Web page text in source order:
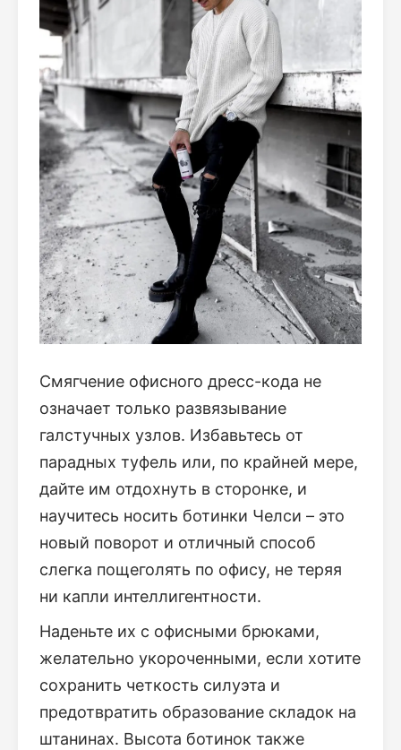
Смягчение офисного дресс-кода не
означает только развязывание
галстучных узлов. Избавьтесь от
парадных туфель или, по крайней мере,
дайте им отдохнуть в сторонке, и
научитесь носить ботинки Челси – это
новый поворот и отличный способ
слегка пощеголять по офису, не теряя
ни капли интеллигентности.
Наденьте их с офисными брюками,
желательно укороченными, если хотите
сохранить четкость силуэта и
предотвратить образование складок на
штанинах. Высота ботинок также